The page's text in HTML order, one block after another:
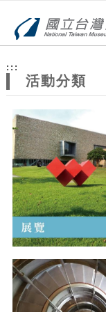
站
主
題
:::
活動分類